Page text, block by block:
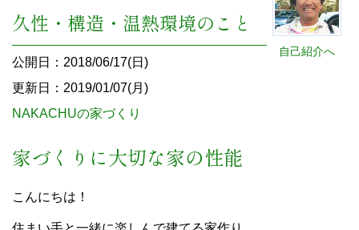
自己紹介へ
久性・構造・温熱環境のこと
公開日：2018/06/17(日)
更新日：2019/01/07(月)
NAKACHUの家づくり
家づくりに大切な家の性能
こんにちは！